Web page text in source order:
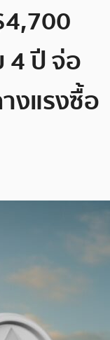
4 ปี จ่อ
งแรงซื้อ